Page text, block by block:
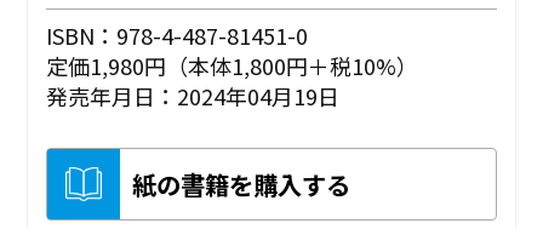
ISBN：978-4-487-81451-0
定価1,980円（本体1,800円＋税10%）
発売年月日：2024年04月19日
紙の書籍を購入する